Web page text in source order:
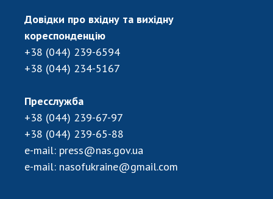
Довідки про вхідну та вихідну
кореспонденцію
+38 (044) 239-6594
+38 (044) 234-5167
Пресслужба
+38 (044) 239-67-97
+38 (044) 239-65-88
e-mail: press@nas.gov.ua
e-mail: nasofukraine@gmail.com